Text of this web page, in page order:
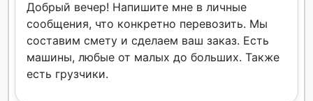
Добрый вечер! Напишите мне в личные
сообщения, что конкретно перевозить. Мы
составим смету и сделаем ваш заказ. Есть
машины, любые от малых до больших. Также
есть грузчики.